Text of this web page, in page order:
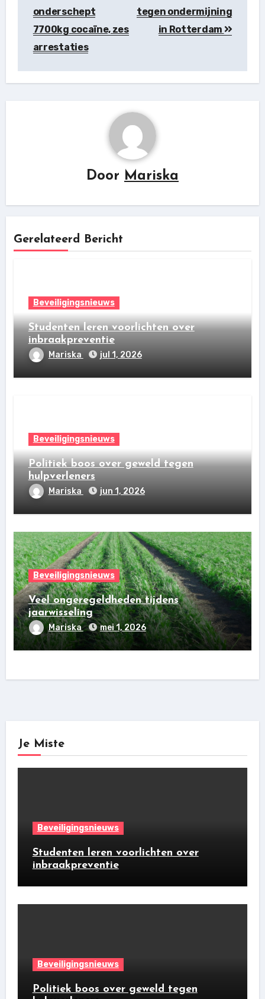
onderschept
7700kg cocaïne, zes
arrestaties
tegen ondermijning
in Rotterdam
Door Mariska
Gerelateerd Bericht
Beveiligingsnieuws
Studenten leren voorlichten over
inbraakpreventie
Mariska jul 1, 2026
Beveiligingsnieuws
Politiek boos over geweld tegen
hulpverleners
Mariska jun 1, 2026
Beveiligingsnieuws
Veel ongeregeldheden tijdens
jaarwisseling
Mariska mei 1, 2026
Je Miste
Beveiligingsnieuws
Studenten leren voorlichten over
inbraakpreventie
Beveiligingsnieuws
Politiek boos over geweld tegen